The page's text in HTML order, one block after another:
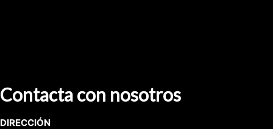
Contacta con nosotros
DIRECCIÓN